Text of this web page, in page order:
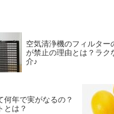
空気清浄機のフィルター
が禁止の理由とは？ラク
介♪
何年で実がなるの？
とは？